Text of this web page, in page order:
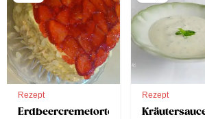
Rezept
Erdbeercremetorte
Rezept